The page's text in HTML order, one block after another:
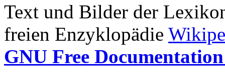
Text und Bilder der
freien Enzyklopädie
GNU Free